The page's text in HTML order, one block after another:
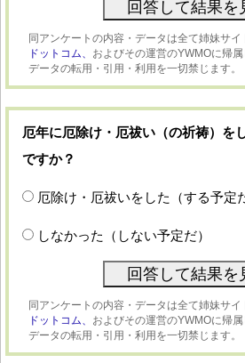
同アンケートの内容・データは全て姉妹サイ
ドットコム、 およびその運営のYWMOに帰
データの転用・引用・利用を一切禁じます。
厄年に厄除け・厄祓い（の祈祷）を
ですか？
厄除け・厄祓いをした（する予定
しなかった（しない予定だ）
同アンケートの内容・データは全て姉妹サイ
ドットコム、 およびその運営のYWMOに帰
データの転用・引用・利用を一切禁じます。